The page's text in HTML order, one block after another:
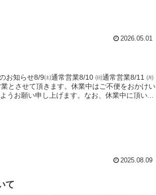
2026.05.01
お知らせ8/9㈯通常営業8/10 ㈰通常営業8/11 ㈪
とさせて頂きます。休業中はご不便をおかけい
うお願い申し上げます。なお、休業中に頂い...
2025.08.09
て